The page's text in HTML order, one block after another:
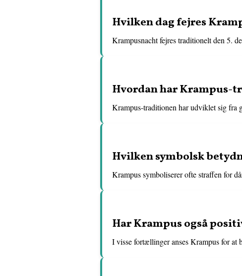
Hvilken dag fejres
Krampusnacht fejres traditionelt den 5.
Hvordan har Krampus-
Krampus-traditionen har udviklet sig fra
Hvilken symbolsk
Krampus symboliserer ofte straffen for
Har Krampus også
I visse fortællinger anses Krampus for at